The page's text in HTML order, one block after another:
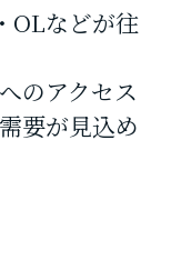
OLなどが往
のアクセス
要が見込め